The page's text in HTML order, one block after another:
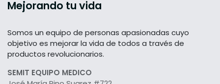
Mejorando tu vida
Somos un equipo de personas apasionadas cuyo
objetivo es mejorar la vida de todos a través de
productos revolucionarios.
SEMIT EQUIPO MEDICO